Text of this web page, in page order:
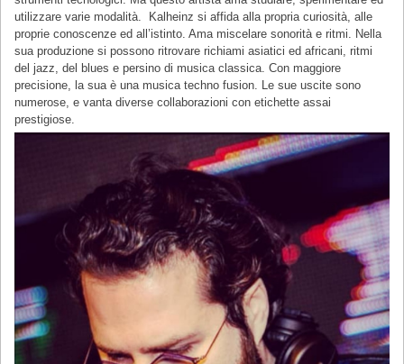
utilizzare varie modalità. Kalheinz si affida alla propria curiosità, alle
proprie conoscenze ed all’istinto. Ama miscelare sonorità e ritmi. Nella
sua produzione si possono ritrovare richiami asiatici ed africani, ritmi
del jazz, del blues e persino di musica classica. Con maggiore
precisione, la sua è una musica techno fusion. Le sue uscite sono
numerose, e vanta diverse collaborazioni con etichette assai
prestigiose.